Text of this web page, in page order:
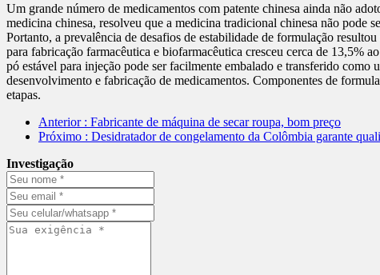
Um grande número de medicamentos com patente chinesa ainda não
medicina chinesa, resolveu que a medicina tradicional chinesa não pode
Portanto, a prevalência de desafios de estabilidade de formulação
para fabricação farmacêutica e biofarmacêutica cresceu cerca de 13,5%
pó estável para injeção pode ser facilmente embalado e transferido
desenvolvimento e fabricação de medicamentos. Componentes de
etapas.
Anterior : Fabricante de máquina de secar roupa, bom preço
Próximo : Desidratador de congelamento da Colômbia garante
Investigação